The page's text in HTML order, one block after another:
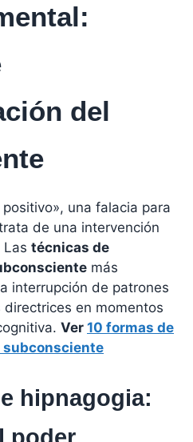
del
una falacia para
de una intervención
Las técnicas de
más
interrupción de patrones
en momentos
Ver 10 formas de
subconsciente
hipnagogia: